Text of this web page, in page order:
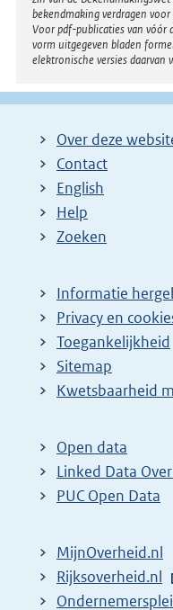
bekendmaking verdragen
Voor pdf-publicaties van vóór
vorm uitgegeven bladen
elektronische versies daarvan
Over deze
Contact
English
Help
Zoeken
Informatie
Privacy en
Toegankelijkheid
Sitemap
E
t
e
r
l
i
Kwetsbaarheid
Open data
Linked Data
PUC Open Data
MijnOverheid.nl
E
x
Rijksoverheid.nl
E